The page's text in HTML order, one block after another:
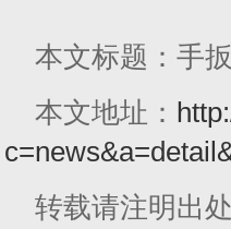
本文标题：手
本文地址：
转载请注明出